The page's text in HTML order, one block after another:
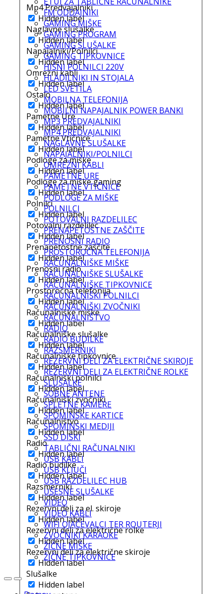
Mp4 Predvajalniki
Hidden label
Naglavne slušalke
Hidden label
Napajalniki/Polnilci
Hidden label
Omrežni kabli
Hidden label
Ostalo
Hidden label
Pametne Ure
Hidden label
Pametne Vtičnice
Hidden label
Podloge za miške
Hidden label
Podloge za miške gaming
Hidden label
Polnilci
Hidden label
Potovalni razdelilec
Hidden label
Prenapetostne zaščite
Hidden label
Prenosni radio
Hidden label
Prostoročna telefonija
Hidden label
Računalniške miške
Hidden label
Računalniške slušalke
Hidden label
Računalniške tipkovnice
Hidden label
Računalniški polnilci
Hidden label
Računalniški zvočniki
Hidden label
Računalništvo
Hidden label
Radio
Hidden label
Radio budilke
Hidden label
Razsmerniki
Hidden label
Rezervni deli za el. skiroje
Hidden label
Rezervni deli za električne rolke
Hidden label
Rezervni deli za električne skiroje
Hidden label
Slušalke
Hidden label
FM ODDAJNIKI
GAMING MIŠKE
GAMING PROGRAM
GAMING SLUŠALKE
GAMING TIPKOVNICE
HIŠNI POLNILCI 220V
HLADILNIKI IN STOJALA
LED SVETILA
MOBILNA TELEFONIJA
MOBILNI NAPAJALNIK POWER BANKI
MP3 PREDVAJALNIKI
MP4 PREDVAJALNIKI
NAGLAVNE SLUŠALKE
NAPAJALNIKI/POLNILCI
OMREŽNI KABLI
PAMETNE URE
PAMETNE VTIČNICE
PODLOGE ZA MIŠKE
POLNILCI
POTOVALNI RAZDELILEC
PRENAPETOSTNE ZAŠČITE
PRENOSNI RADIO
PROSTOROČNA TELEFONIJA
RAČUNALNIŠKE MIŠKE
RAČUNALNIŠKE SLUŠALKE
RAČUNALNIŠKE TIPKOVNICE
RAČUNALNIŠKI POLNILCI
RAČUNALNIŠKI ZVOČNIKI
RAČUNALNIŠTVO
RADIO
RADIO BUDILKE
RAZSMERNIKI
REZERVNI DELI ZA ELEKTRIČNE SKIROJE
REZERVNI DELI ZA ELEKTRIČNE ROLKE
SLUŠALKE
SOBNE ANTENE
SPLETNE KAMERE
SPOMINSKE KARTICE
SPOMINSKI MEDIJI
SSD DISKI
TABLIČNI RAČUNALNIKI
USB KABLI
USB KLJUČI
USB RAZDELILEC HUB
UŠESNE SLUŠALKE
VIDEO
VIDEO KABLI
WIFI OJAČEVALCI TER ROUTERJI
ZVOČNIKI KARAOKE
ŽIČNE MIŠKE
ŽIČNE TIPKOVNICE